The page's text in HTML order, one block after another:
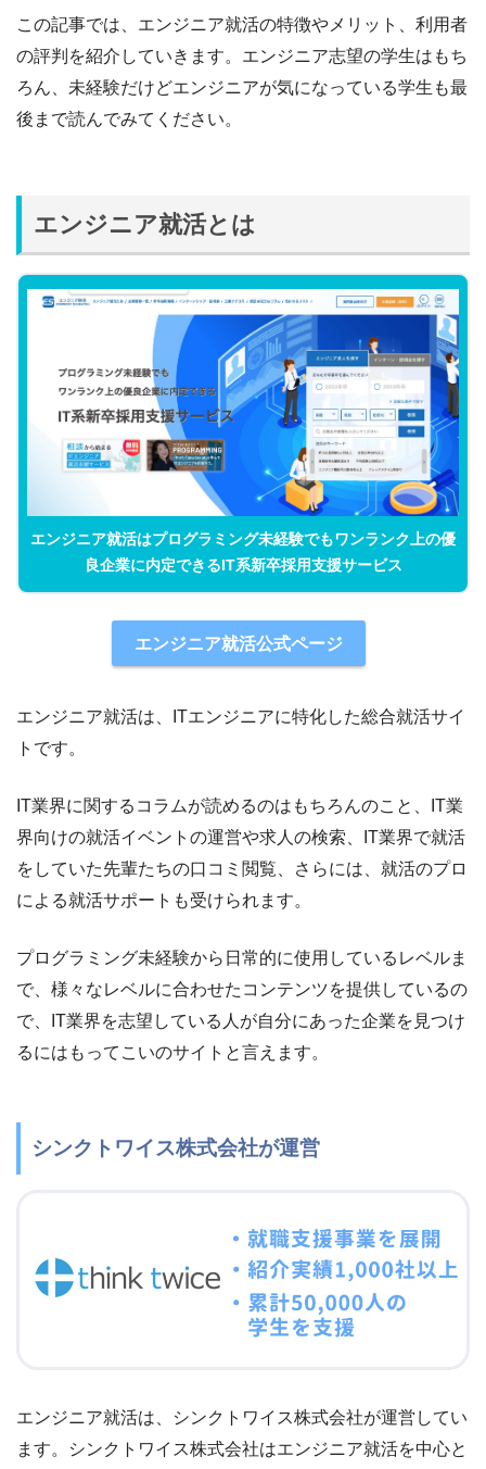
この記事では、エンジニア就活の特徴やメリット、利用者
の評判を紹介していきます。エンジニア志望の学生はもち
ろん、未経験だけどエンジニアが気になっている学生も最
後まで読んでみてください。
エンジニア就活とは
エンジニア就活はプログラミング未経験でもワンランク上の優
良企業に内定できるIT系新卒採用支援サービス
エンジニア就活公式ページ
エンジニア就活は、ITエンジニアに特化した総合就活サイ
トです。
IT業界に関するコラムが読めるのはもちろんのこと、IT業
界向けの就活イベントの運営や求人の検索、IT業界で就活
をしていた先輩たちの口コミ閲覧、さらには、就活のプロ
による就活サポートも受けられます。
プログラミング未経験から日常的に使用しているレベルま
で、様々なレベルに合わせたコンテンツを提供しているの
で、IT業界を志望している人が自分にあった企業を見つけ
るにはもってこいのサイトと言えます。
シンクトワイス株式会社が運営
エンジニア就活は、シンクトワイス株式会社が運営してい
ます。シンクトワイス株式会社はエンジニア就活を中心と